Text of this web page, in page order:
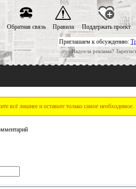
Приглашаем к обсуждению:
Надоела реклама?
Обратная связь Правила Поддержать проект
всё лишнее и оставьте только самое необходимое.